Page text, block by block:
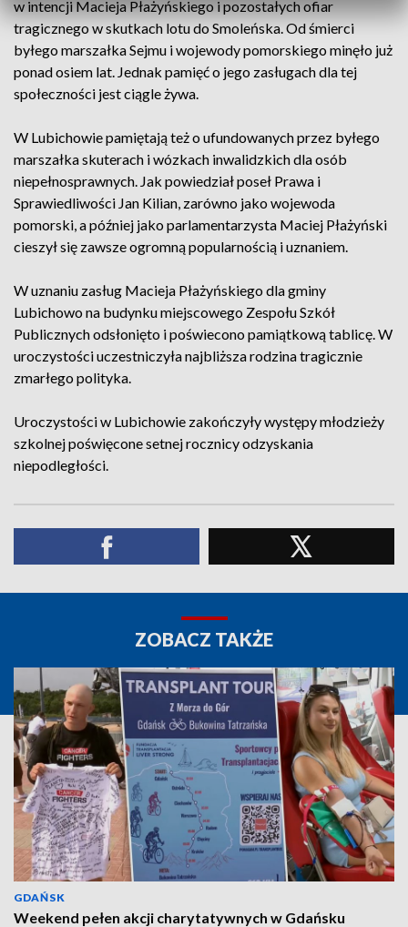
w intencji Macieja Płażyńskiego i pozostałych ofiar
tragicznego w skutkach lotu do Smoleńska. Od śmierci
byłego marszałka Sejmu i wojewody pomorskiego minęło już
ponad osiem lat. Jednak pamięć o jego zasługach dla tej
społeczności jest ciągle żywa.
W Lubichowie pamiętają też o ufundowanych przez byłego
marszałka skuterach i wózkach inwalidzkich dla osób
niepełnosprawnych. Jak powiedział poseł Prawa i
Sprawiedliwości Jan Kilian, zarówno jako wojewoda
pomorski, a później jako parlamentarzysta Maciej Płażyński
cieszył się zawsze ogromną popularnością i uznaniem.
W uznaniu zasług Macieja Płażyńskiego dla gminy
Lubichowo na budynku miejscowego Zespołu Szkół
Publicznych odsłonięto i poświecono pamiątkową tablicę. W
uroczystości uczestniczyła najbliższa rodzina tragicznie
zmarłego polityka.
Uroczystości w Lubichowie zakończyły występy młodzieży
szkolnej poświęcone setnej rocznicy odzyskania
niepodległości.
ZOBACZ TAKŻE
GDAŃSK
Weekend pełen akcji charytatywnych w Gdańsku